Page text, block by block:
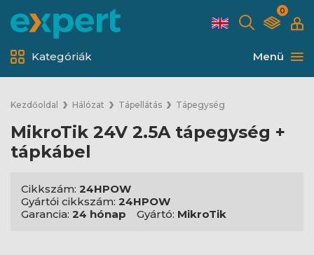
0
Menü
Kategóriák
Kezdőoldal Hálózat Tápellátás Tápegység
MikroTik 24V 2.5A tápegység +
tápkábel
Cikkszám: 24HPOW
Gyártói cikkszám: 24HPOW
Garancia: 24 hónap Gyártó: MikroTik